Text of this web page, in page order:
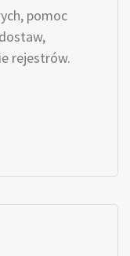
pomoc
rejestrów.